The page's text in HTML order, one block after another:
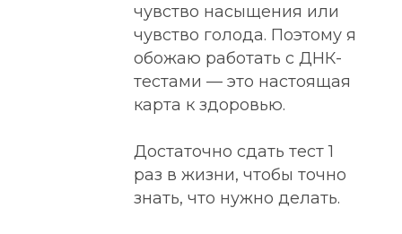
чувство насыщения или
чувство голода. Поэтому я
обожаю работать с ДНК-
тестами — это настоящая
карта к здоровью.
Достаточно сдать тест 1
раз в жизни, чтобы точно
знать, что нужно делать.